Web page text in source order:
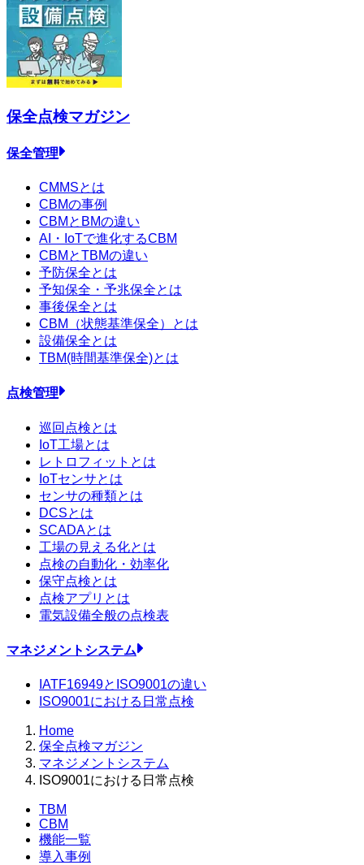
保全点検マガジン
保全管理
CMMSとは
CBMの事例
CBMとBMの違い
AI・IoTで進化するCBM
CBMとTBMの違い
予防保全とは
予知保全・予兆保全とは
事後保全とは
CBM（状態基準保全）とは
設備保全とは
TBM(時間基準保全)とは
点検管理
巡回点検とは
IoT工場とは
レトロフィットとは
IoTセンサとは
センサの種類とは
DCSとは
SCADAとは
工場の見える化とは
点検の自動化・効率化
保守点検とは
点検アプリとは
電気設備全般の点検表
マネジメントシステム
IATF16949とISO9001の違い
ISO9001における日常点検
Home
保全点検マガジン
マネジメントシステム
ISO9001における日常点検
TBM
CBM
機能一覧
導入事例